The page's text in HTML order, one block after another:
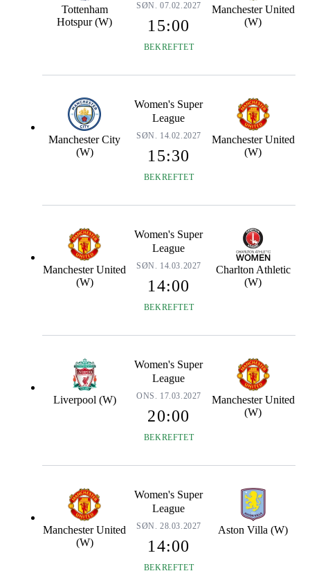
Tottenham
Hotspur (W)
SØN. 07.02.2027
15:00
BEKREFTET
Manchester United
(W)
Manchester City
(W)
Women's Super
League
SØN. 14.02.2027
15:30
BEKREFTET
Manchester United
(W)
Manchester United
(W)
Women's Super
League
SØN. 14.03.2027
14:00
BEKREFTET
Charlton Athletic
(W)
Liverpool (W)
Women's Super
League
ONS. 17.03.2027
20:00
BEKREFTET
Manchester United
(W)
Manchester United
(W)
Women's Super
League
SØN. 28.03.2027
14:00
BEKREFTET
Aston Villa (W)